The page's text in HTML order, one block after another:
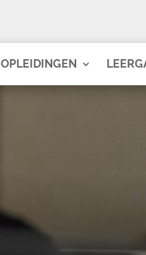
OPLEIDINGEN